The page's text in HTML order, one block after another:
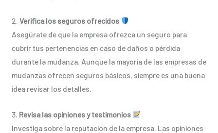
2. Verifica los seguros ofrecidos
Asegúrate de que la empresa ofrezca un seguro para
cubrir tus pertenencias en caso de daños o pérdida
durante la mudanza. Aunque la mayoría de las empresas de
mudanzas ofrecen seguros básicos, siempre es una buena
idea revisar los detalles.
3. Revisa las opiniones y testimonios
Investiga sobre la reputación de la empresa. Las opiniones